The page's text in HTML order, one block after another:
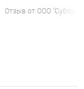
Отзыв от ООО